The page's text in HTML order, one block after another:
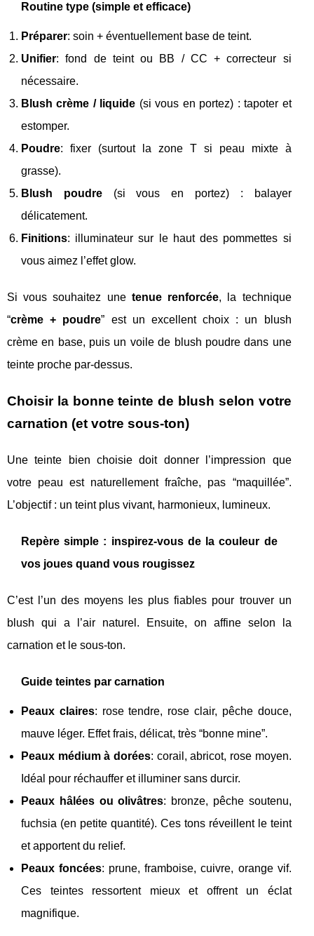
Routine type (simple et efficace)
Préparer: soin + éventuellement base de teint.
Unifier: fond de teint ou BB / CC + correcteur si
nécessaire.
Blush crème / liquide (si vous en portez) : tapoter et
estomper.
Poudre: fixer (surtout la zone T si peau mixte à
grasse).
Blush poudre(si vous en portez) : balayer
délicatement.
Finitions: illuminateur sur le haut des pommettes si
vous aimez l’effet glow.
Si vous souhaitez une tenue renforcée, la technique
“crème + poudre” est un excellent choix : un blush
crème en base, puis un voile de blush poudre dans une
teinte proche par-dessus.
Choisir la bonne teinte de blush selon votre
carnation (et votre sous-ton)
Une teinte bien choisie doit donner l’impression que
votre peau est naturellement fraîche, pas “maquillée”.
L’objectif : un teint plus vivant, harmonieux, lumineux.
Repère simple : inspirez-vous de la couleur de
vos joues quand vous rougissez
C’est l’un des moyens les plus fiables pour trouver un
blush qui a l’air naturel. Ensuite, on affine selon la
carnation et le sous-ton.
Guide teintes par carnation
Peaux claires: rose tendre, rose clair, pêche douce,
mauve léger. Effet frais, délicat, très “bonne mine”.
Peaux médium à dorées: corail, abricot, rose moyen.
Idéal pour réchauffer et illuminer sans durcir.
Peaux hâlées ou olivâtres: bronze, pêche soutenu,
fuchsia (en petite quantité). Ces tons réveillent le teint
et apportent du relief.
Peaux foncées: prune, framboise, cuivre, orange vif.
Ces teintes ressortent mieux et offrent un éclat
magnifique.